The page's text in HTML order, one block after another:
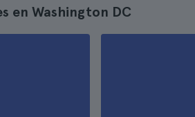
en Washington DC